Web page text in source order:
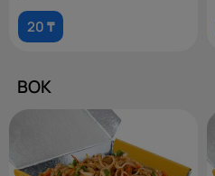
20 ₸
ВОК